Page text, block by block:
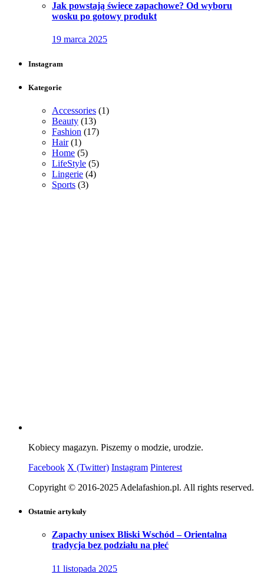
Jak powstają świece zapachowe? Od wyboru
wosku po gotowy produkt
19 marca 2025
Instagram
Kategorie
Accessories (1)
Beauty (13)
Fashion (17)
Hair(1)
Home (5)
LifeStyle (5)
Lingerie (4)
Sports (3)
Kobiecy magazyn. Piszemy o modzie, urodzie.
Facebook X (Twitter) Instagram Pinterest
Copyright © 2016-2025 Adelafashion.pl. All rights reserved.
Ostatnie artykuły
Zapachy unisex Bliski Wschód – Orientalna
tradycja bez podziału na płeć
11 listopada 2025